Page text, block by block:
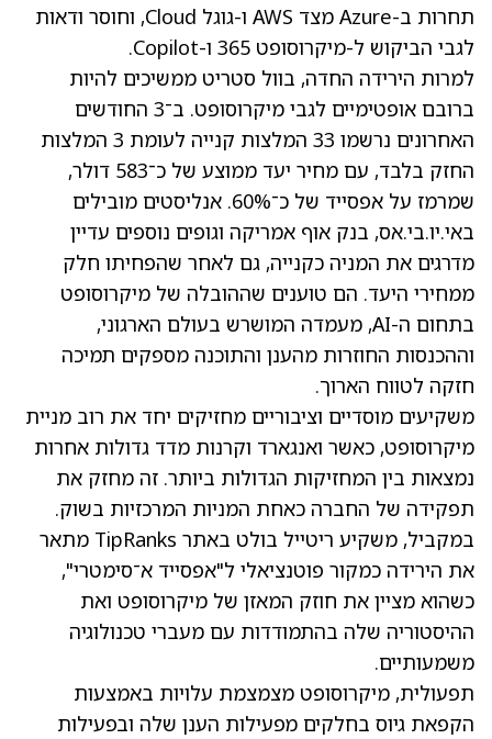
תחרות ב-Azure מצד AWS ו-גוגל Cloud, וחוסר ודאות
לגבי הביקוש ל-מיקרוסופט 365 ו-Copilot.
למרות הירידה החדה, בוול סטריט ממשיכים להיות
ברובם אופטימיים לגבי מיקרוסופט. ב־3 החודשים
האחרונים נרשמו 33 המלצות קנייה לעומת 3 המלצות
החזק בלבד, עם מחיר יעד ממוצע של כ־583 דולר,
שמרמז על אפסייד של כ־60%. אנליסטים מובילים
באי.יו.בי.אס, בנק אוף אמריקה וגופים נוספים עדיין
מדרגים את המניה כקנייה, גם לאחר שהפחיתו חלק
ממחירי היעד. הם טוענים שההובלה של מיקרוסופט
בתחום ה-AI, מעמדה המושרש בעולם הארגוני,
וההכנסות החוזרות מהענן והתוכנה מספקים תמיכה
חזקה לטווח הארוך.
משקיעים מוסדיים וציבוריים מחזיקים יחד את רוב מניית
מיקרוסופט, כאשר ואנגארד וקרנות מדד גדולות אחרות
נמצאות בין המחזיקות הגדולות ביותר. זה מחזק את
תפקידה של החברה כאחת המניות המרכזיות בשוק.
במקביל, משקיע ריטייל בולט באתר TipRanks מתאר
את הירידה כמקור פוטנציאלי ל"אפסייד א־סימטרי",
כשהוא מציין את חוזק המאזן של מיקרוסופט ואת
ההיסטוריה שלה בהתמודדות עם מעברי טכנולוגיה
משמעותיים.
תפעולית, מיקרוסופט מצמצמת עלויות באמצעות
הקפאת גיוס בחלקים מפעילות הענן שלה ובפעילות